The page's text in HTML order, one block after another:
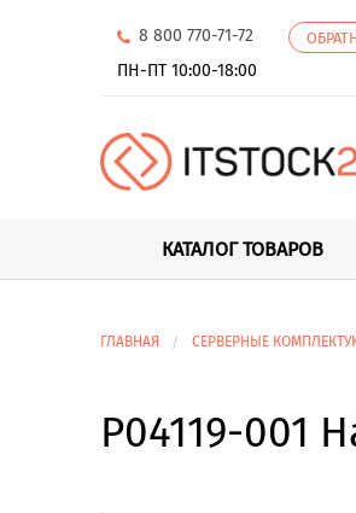
8 800 770-71-72
ПН-ПТ 10:00-18:00
КАТАЛОГ ТОВАРОВ
ГЛАВНАЯ СЕРВЕРНЫЕ
P04119-001